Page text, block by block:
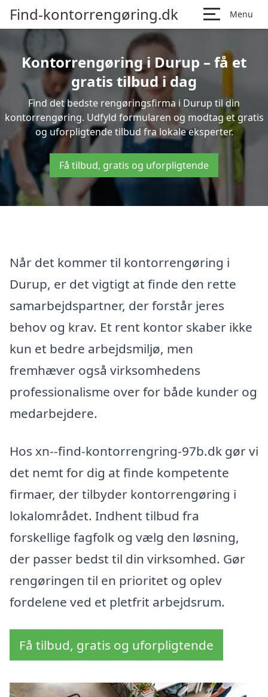
Find-kontorrengøring.dk Menu
Kontorrengøring i Durup – få et
gratis tilbud i dag
Find det bedste rengøringsfirma i Durup til din
kontorrengøring. Udfyld formularen og modtag et gratis
og uforpligtende tilbud fra lokale eksperter.
Få tilbud, gratis og uforpligtende
Når det kommer til kontorrengøring i
Durup, er det vigtigt at finde den rette
samarbejdspartner, der forstår jeres
behov og krav. Et rent kontor skaber ikke
kun et bedre arbejdsmiljø, men
fremhæver også virksomhedens
professionalisme over for både kunder og
medarbejdere.
Hos xn--find-kontorrengring-97b.dk gør vi
det nemt for dig at finde kompetente
firmaer, der tilbyder kontorrengøring i
lokalområdet. Indhent tilbud fra
forskellige fagfolk og vælg den løsning,
der passer bedst til din virksomhed. Gør
rengøringen til en prioritet og oplev
fordelene ved et pletfrit arbejdsrum.
Få tilbud, gratis og uforpligtende